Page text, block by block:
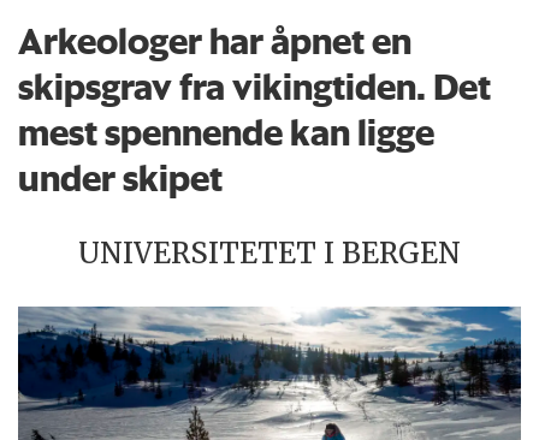
Arkeologer har åpnet en
skipsgrav fra vikingtiden. Det
mest spennende kan ligge
under skipet
UNIVERSITETET I BERGEN